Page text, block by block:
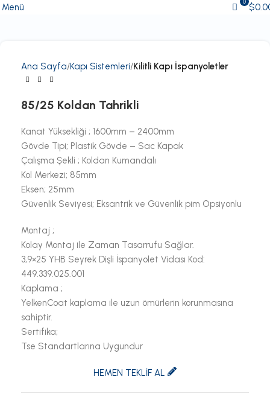
Menü
0
$
Ana Sayfa Kapı Sistemleri Kilitli Kapı İspanyoletler
85/25 Koldan Tahrikli
Kanat Yüksekliği ; 1600mm – 2400mm
Gövde Tipi; Plastik Gövde – Sac Kapak
Çalışma Şekli ; Koldan Kumandalı
Kol Merkezi; 85mm
Eksen; 25mm
Güvenlik Seviyesi; Eksantrik ve Güvenlik pim Opsiyonlu
Montaj ;
Kolay Montaj ile Zaman Tasarrufu Sağlar.
3,9×25 YHB Seyrek Dişli İspanyolet Vidası Kod:
449.339.025.001
Kaplama ;
YelkenCoat kaplama ile uzun ömürlerin korunmasına
sahiptir.
Sertifika;
Tse Standartlarına Uygundur
HEMEN TEKLİF AL